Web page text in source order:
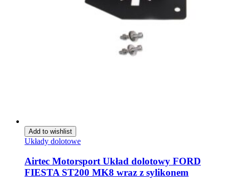
Add to wishlist
Układy dolotowe
Airtec Motorsport Układ dolotowy FORD
FIESTA ST200 MK8 wraz z sylikonem